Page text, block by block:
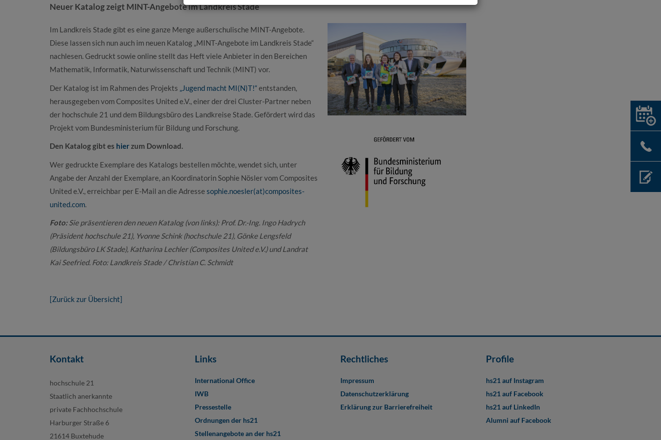
Neuer Katalog zeigt MINT-Angebote im Landkreis Stade
Im Landkreis Stade gibt es eine ganze Menge außerschulische MINT-Angebote.
Diese lassen sich nun auch im neuen Katalog „MINT-Angebote im Landkreis Stade“
nachlesen. Gedruckt sowie online stellt das Heft viele Anbieter in den Bereichen
Mathematik, Informatik, Naturwissenschaft und Technik (MINT) vor.
Der Katalog ist im Rahmen des Projekts „Jugend macht MI(N)T!“entstanden,
herausgegeben vom Composites United e.V., einer der drei Cluster-Partner neben
der hochschule 21 und dem Bildungsbüro des Landkreise Stade. Gefördert wird das
Projekt vom Bundesministerium für Bildung und Forschung.
Den Katalog gibt es hierzum Download.
Wer gedruckte Exemplare des Katalogs bestellen möchte, wendet sich, unter
Angabe der Anzahl der Exemplare, an Koordinatorin Sophie Nösler vom Composites
United e.V., erreichbar per E-Mail an die Adresse sophie.noesler(at)composites-
united.com.
Foto:Sie präsentieren den neuen Katalog (von links): Prof. Dr.-Ing. Ingo Hadrych
(Präsident hochschule 21), Yvonne Schink (hochschule 21), Gönke Lengsfeld
(Bildungsbüro LK Stade), Katharina Lechler (Composites United e.V.) und Landrat
Kai Seefried. Foto: Landkreis Stade / Christian C. Schmidt
[Zurück zur Übersicht]
Kontakt
hochschule 21
Staatlich anerkannte
private Fachhochschule
Harburger Straße 6
21614 Buxtehude
Links
International Office
IWB
Pressestelle
Ordnungen der hs21
Stellenangebote an der hs21
Rechtliches
Impressum
Datenschutzerklärung
Erklärung zur Barrierefreiheit
Profile
hs21 auf Instagram
hs21 auf Facebook
hs21 auf LinkedIn
Alumni auf Facebook